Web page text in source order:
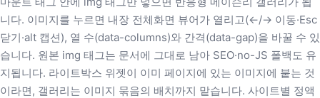
니다. 이미지를 누르면 내장 전체화면 뷰어가 열리고(←/→ 이동·Esc
닫기·alt 캡션), 열 수(data-columns)와 간격(data-gap)을 바꿀 수 있
습니다. 원본 img 태그는 문서에 그대로 남아 SEO·no-JS 폴백도 유
지됩니다. 라이트박스 위젯이 이미 페이지에 있는 이미지에 붙는 것
이라면, 갤러리는 이미지 묶음의 배치까지 맡습니다. 사이트별 정액